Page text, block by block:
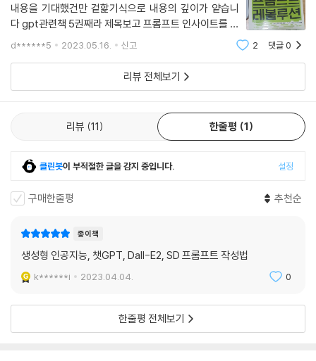
내용을 기대했건만 겉핥기식으로 내용의 깊이가 얕습니
다 gpt관련책 5권째라 제목보고 프롬프트 인사이트를 좀
더 깊게 다룰 줄 알고 구매했건만 ㅡㅡ 제일 별루였어요
이책 비추합니다. 쥐어짠 한가지 장점은 gpt
d******5 2023.05.16. 신고 2 댓글0
리뷰 전체보기
리뷰 11 한줄평 1
클린봇이 부적절한 글을 감지 중입니다. 설정
구매한줄평 추천순
종이책
생성형 인공지능, 챗GPT, Dall-E2, SD 프롬프트 작성법
k******i 2023.04.04. 0
한줄평 전체보기